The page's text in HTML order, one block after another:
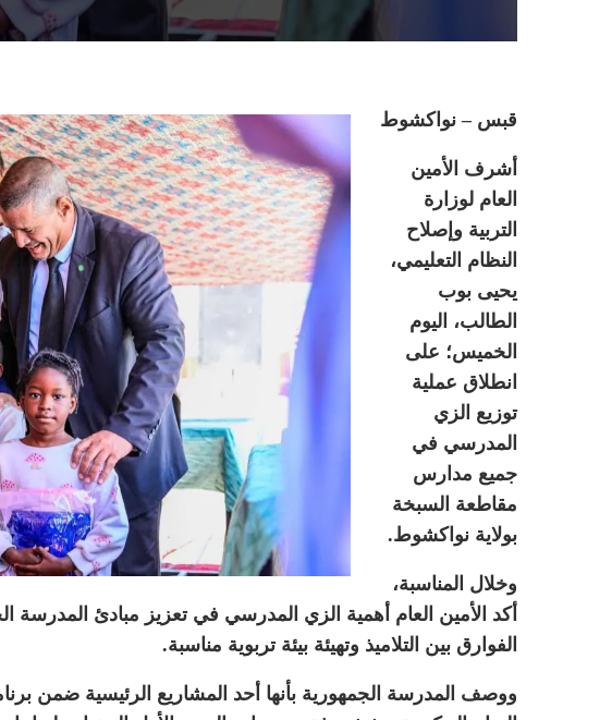
قبس – نواكشوط
أشرف الأمين
العام لوزارة
التربية وإصلاح
النظام التعليمي،
يحيى بوب
الطالب، اليوم
الخميس؛ على
انطلاق عملية
توزيع الزي
المدرسي في
جميع مدارس
مقاطعة السبخة
بولاية نواكشوط.
وخلال المناسبة،
أكد الأمين العام أهمية الزي المدرسي في تعزيز مبادئ المدرسة
الفوارق بين التلاميذ وتهيئة بيئة تربوية مناسبة.
ووصف المدرسة الجمهورية بأنها أحد المشاريع الرئيسية ضمن